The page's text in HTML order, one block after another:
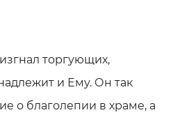
торгующих,
и Ему. Он так
о благолепии в храме, а